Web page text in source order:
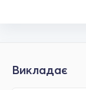
Викладає